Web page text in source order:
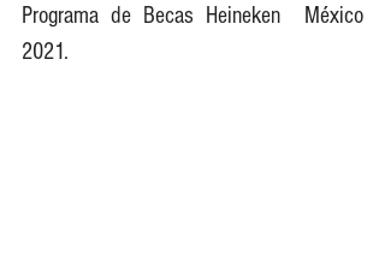
Programa de Becas Heineken  México
2021.